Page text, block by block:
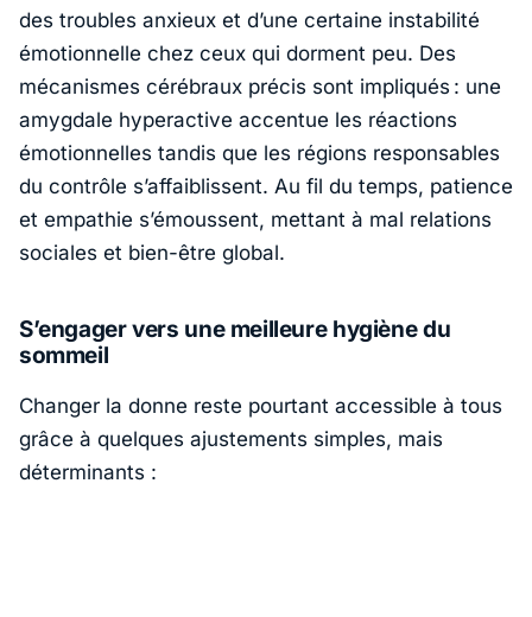
des troubles anxieux et d’une certaine instabilité
émotionnelle chez ceux qui dorment peu. Des
mécanismes cérébraux précis sont impliqués : une
amygdale hyperactive accentue les réactions
émotionnelles tandis que les régions responsables
du contrôle s’affaiblissent. Au fil du temps, patience
et empathie s’émoussent, mettant à mal relations
sociales et bien-être global.
S’engager vers une meilleure hygiène du
sommeil
Changer la donne reste pourtant accessible à tous
grâce à quelques ajustements simples, mais
déterminants :